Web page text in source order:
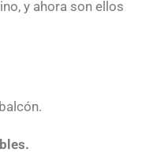
y ahora son ellos